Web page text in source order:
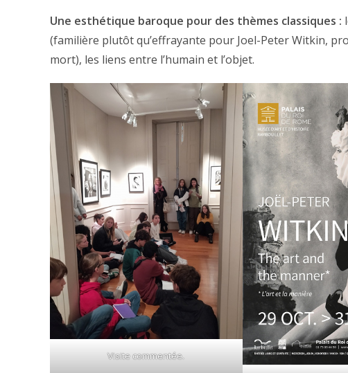
Une esthétique baroque pour des thèmes classiques :
(familière plutôt qu’effrayante pour Joel-Peter Witkin,
mort), les liens entre l’humain et l’objet.
Visite commentée.